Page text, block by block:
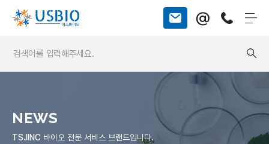
@
NEWS
TSJINC 바이오 전문 서비스 브랜드입니다.